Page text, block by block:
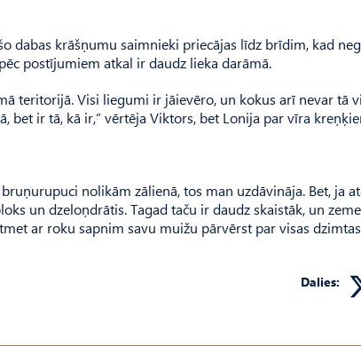
dabas krāšņumu saimnieki priecājas līdz brīdim, kad
postījumiem atkal ir daudz lieka darāmā.
teritorijā. Visi liegumi ir jāievēro, un kokus arī nevar tā
bet ir tā, kā ir,” vērtēja Viktors, bet Lonija par vīra
nolikām zālienā, tos man uzdāvināja. Bet, ja
un dzeloņdrātis. Tagad taču ir daudz skaistāk, un
ar roku sapnim savu muižu pārvērst par visas
Dalies: